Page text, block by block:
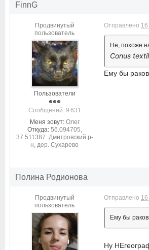
FinnG
Продвинутый
пользователь
Пользователи
Cообщений: 9 631
Меня зовут: Олег
Откуда: 56.094705,
37.511387. Дмитровский р-
н, дер. Сухарево
Отправлено
Не, похоже
Conus
Ему бы
Полина Родионова
Продвинутый
пользователь
Отправлено
Ему бы
Ну